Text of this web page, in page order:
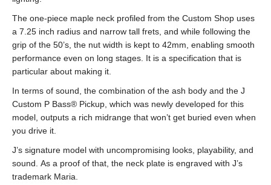
The one-piece maple neck profiled from the Custom Shop uses
a 7.25 inch radius and narrow tall frets, and while following the
grip of the 50’s, the nut width is kept to 42mm, enabling smooth
performance even on long stages. It is a specification that is
particular about making it.
In terms of sound, the combination of the ash body and the J
Custom P Bass® Pickup, which was newly developed for this
model, outputs a rich midrange that won’t get buried even when
you drive it.
J’s signature model with uncompromising looks, playability, and
sound. As a proof of that, the neck plate is engraved with J’s
trademark Maria.